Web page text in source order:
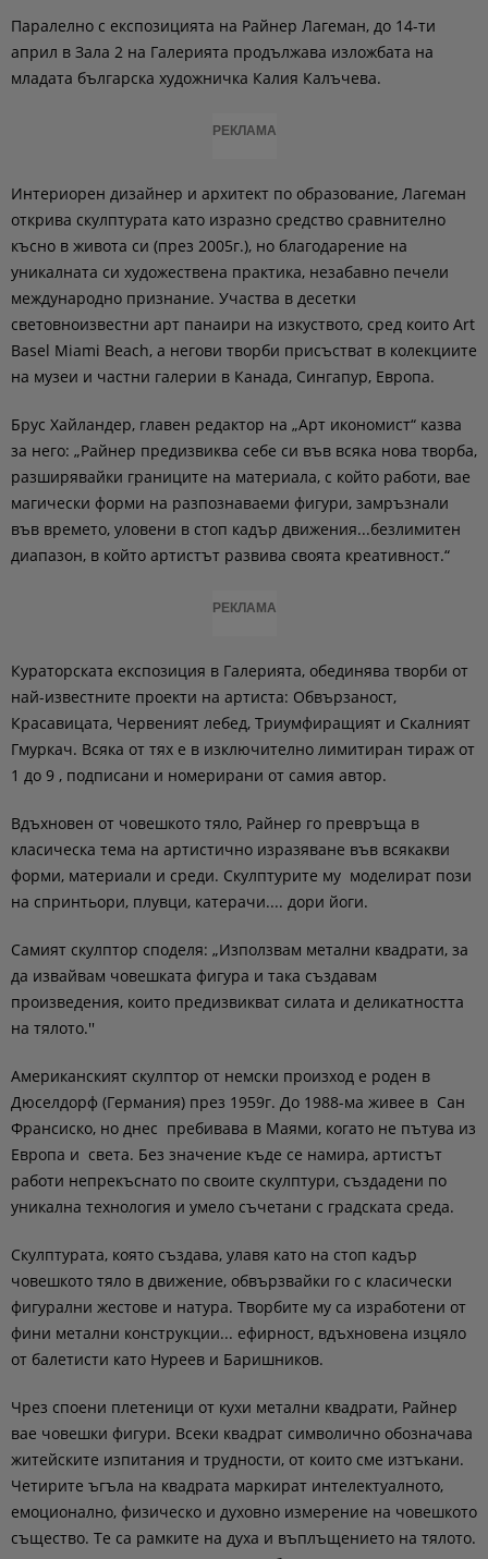
Паралелно с експозицията на Райнер Лагеман, до 14-ти
април в Зала 2 на Галерията продължава изложбата на
младата българска художничка Калия Калъчева.
РЕКЛАМА
Интериорен дизайнер и архитект по образование, Лагеман
открива скулптурата като изразно средство сравнително
късно в живота си (през 2005г.), но благодарение на
уникалната си художествена практика, незабавно печели
международно признание. Участва в десетки
световноизвестни арт панаири на изкуството, сред които Art
Basel Miami Beach, а негови творби присъстват в колекциите
на музеи и частни галерии в Канада, Сингапур, Европа.
Брус Хайландер, главен редактор на „Арт икономист“ казва
за него: „Райнер предизвиква себе си във всяка нова творба,
разширявайки границите на материала, с който работи, вае
магически форми на разпознаваеми фигури, замръзнали
във времето, уловени в стоп кадър движения...безлимитен
диапазон, в който артистът развива своята креативност.“
РЕКЛАМА
Кураторската експозиция в Галерията, обединява творби от
най-известните проекти на артиста: Обвързаност,
Красавицата, Червеният лебед, Триумфиращият и Скалният
Гмуркач. Всяка от тях е в изключително лимитиран тираж от
1 до 9 , подписани и номерирани от самия автор.
Вдъхновен от човешкото тяло, Райнер го превръща в
класическа тема на артистично изразяване във всякакви
форми, материали и среди. Скулптурите му моделират пози
на спринтьори, плувци, катерачи.... дори йоги.
Самият скулптор споделя: „Използвам метални квадрати, за
да извайвам човешката фигура и така създавам
произведения, които предизвикват силата и деликатността
на тялото.''
Американският скулптор от немски произход е роден в
Дюселдорф (Германия) през 1959г. До 1988-ма живее в Сан
Франсиско, но днес пребивава в Маями, когато не пътува из
Европа и света. Без значение къде се намира, артистът
работи непрекъснато по своите скулптури, създадени по
уникална технология и умело съчетани с градската среда.
Скулптурата, която създава, улавя като на стоп кадър
човешкото тяло в движение, обвързвайки го с класически
фигурални жестове и натура. Творбите му са изработени от
фини метални конструкции... ефирност, вдъхновена изцяло
от балетисти като Нуреев и Баришников.
Чрез споени плетеници от кухи метални квадрати, Райнер
вае човешки фигури. Всеки квадрат символично обозначава
житейските изпитания и трудности, от които сме изтъкани.
Четирите ъгъла на квадрата маркират интелектуалното,
емоционално, физическо и духовно измерение на човешкото
същество. Те са рамките на духа и въплъщението на тялото.